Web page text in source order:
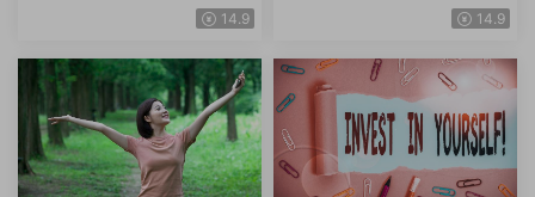
悉人性提高情商人际交往沟通
14.9
谱300首吉他从入门到进阶到
高阶体系大课157小课时
14.9